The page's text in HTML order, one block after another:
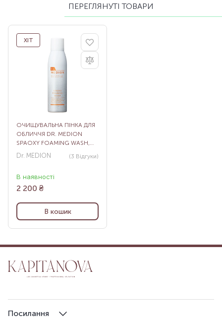
ПЕРЕГЛЯНУТІ ТОВАРИ
ХІТ
ОЧИЩУВАЛЬНА ПІНКА ДЛЯ
ОБЛИЧЧЯ DR. MEDION
SPAOXY FOAMING WASH,
150 МЛ
Dr. MEDION (3 Відгуки)
В наявності
2 200 ₴
В кошик
Посилання